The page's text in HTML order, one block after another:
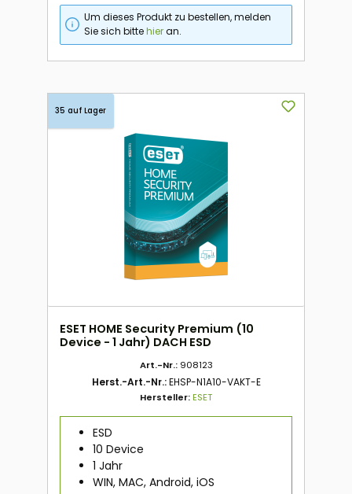
Um dieses Produkt zu bestellen, melden
Sie sich bittehieran.
35 auf Lager
ESET HOME Security Premium (10
Device - 1 Jahr) DACH ESD
Art.-Nr.: 908123
Herst.-Art.-Nr.:EHSP-N1A10-VAKT-E
Hersteller:ESET
ESD
10 Device
1 Jahr
WIN, MAC, Android, iOS